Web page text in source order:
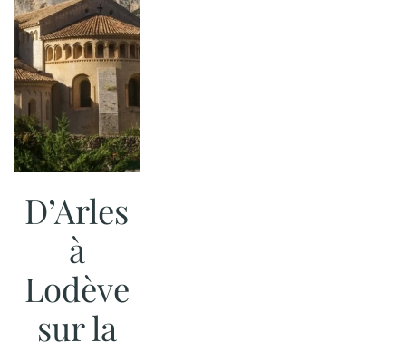
D’Arles
à
Lodève
sur la